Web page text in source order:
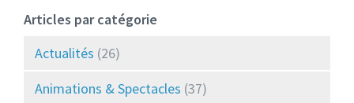
Articles par catégorie
Actualités (26)
Animations & Spectacles (37)